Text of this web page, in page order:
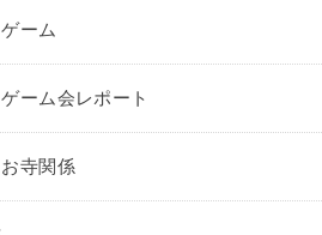
ーム
ーム会レポート
寺関係